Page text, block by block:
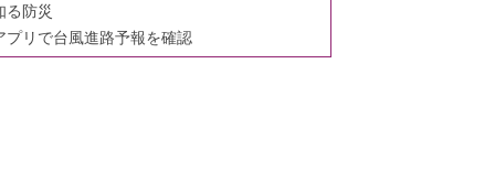
る防災
プリで台風進路予報を確認